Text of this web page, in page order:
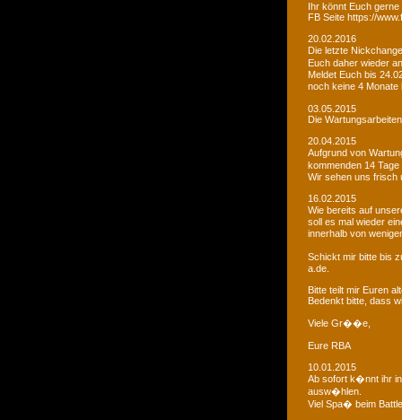
Ihr könnt Euch
FB Seite https://
20.02.2016
Die letzte
Euch daher wieder
Meldet Euch bis
noch keine 4
03.05.2015
Die
20.04.2015
Aufgrund von
kommenden 14
Wir sehen uns frisch
16.02.2015
Wie bereits auf
soll es mal wieder
innerhalb von
Schickt mir bitte bis
a.de.
Bitte teilt mir Euren
Bedenkt bitte, dass
Viele Gr��e,
Eure RBA
10.01.2015
Ab sofort k�nnt ihr
ausw�hlen.
Viel Spa� beim